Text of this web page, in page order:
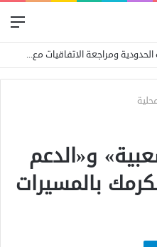
السودان يتجه لإعادة تنظيم التجارة الحدودية ومراجعة الاتفاقيات مع دول الجوار
و«الدعم
بالمسيرات
تيلقرام